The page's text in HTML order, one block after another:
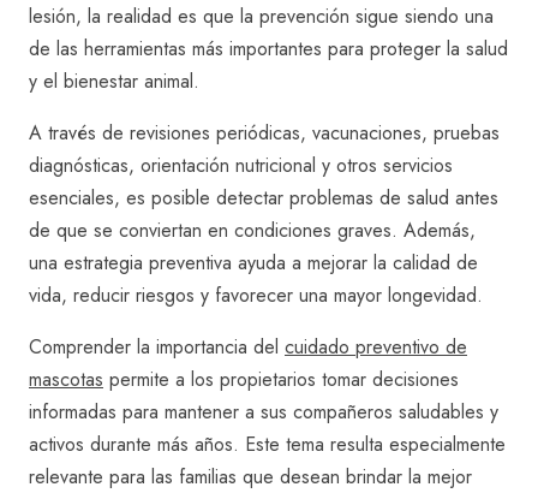
lesión, la realidad es que la prevención sigue siendo una
de las herramientas más importantes para proteger la salud
y el bienestar animal.
A través de revisiones periódicas, vacunaciones, pruebas
diagnósticas, orientación nutricional y otros servicios
esenciales, es posible detectar problemas de salud antes
de que se conviertan en condiciones graves. Además,
una estrategia preventiva ayuda a mejorar la calidad de
vida, reducir riesgos y favorecer una mayor longevidad.
Comprender la importancia del cuidado preventivo de
mascotas permite a los propietarios tomar decisiones
informadas para mantener a sus compañeros saludables y
activos durante más años. Este tema resulta especialmente
relevante para las familias que desean brindar la mejor